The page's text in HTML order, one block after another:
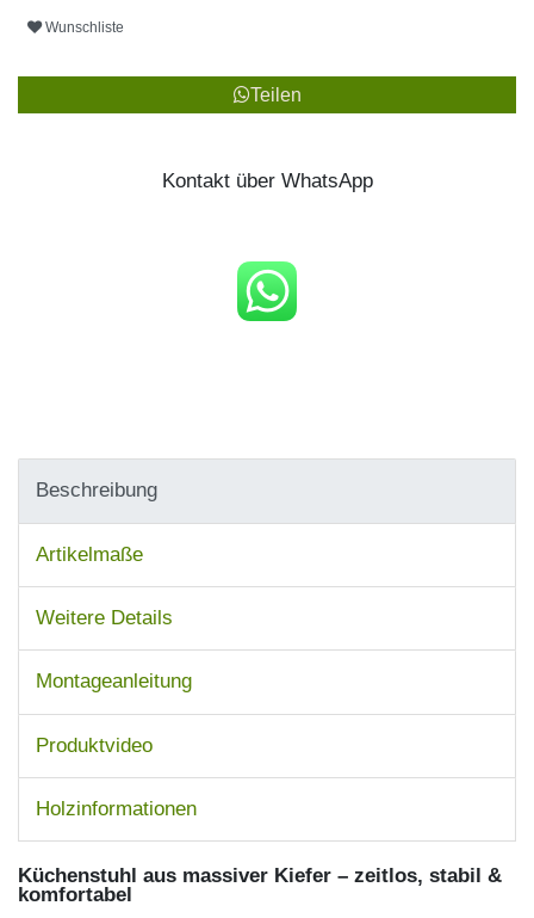
Wunschliste
Teilen
Kontakt über WhatsApp
Beschreibung
Artikelmaße
Weitere Details
Montageanleitung
Produktvideo
Holzinformationen
Küchenstuhl aus massiver Kiefer – zeitlos, stabil &
komfortabel